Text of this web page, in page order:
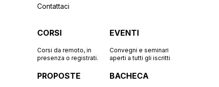
Contattaci
CORSI
Corsi da remoto, in
presenza o registrati.
EVENTI
Convegni e seminari
aperti a tutti gli iscritti
PROPOSTE BACHECA